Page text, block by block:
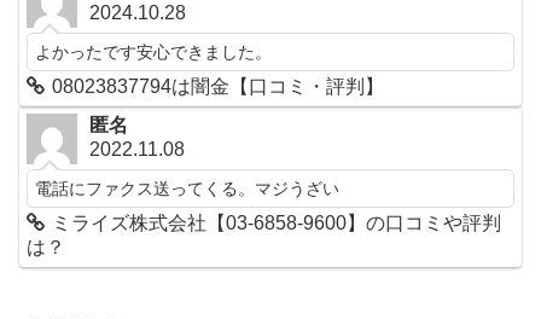
2024.10.28
よかったです安心できました。
08023837794は闇金【口コミ・評判】
匿名
2022.11.08
電話にファクス送ってくる。マジうざい
ミライズ株式会社【03-6858-9600】の口コミや評判
は？